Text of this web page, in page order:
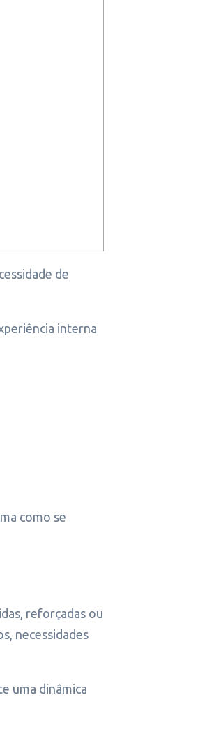
de
interna
como se
reforçadas ou
necessidades
uma dinâmica